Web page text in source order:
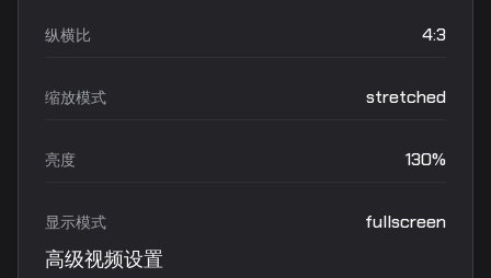
纵横比 4:3
缩放模式 stretched
亮度 130%
显示模式 fullscreen
高级视频设置